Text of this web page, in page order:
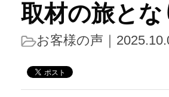
取材の旅とな
お客様の声 ｜